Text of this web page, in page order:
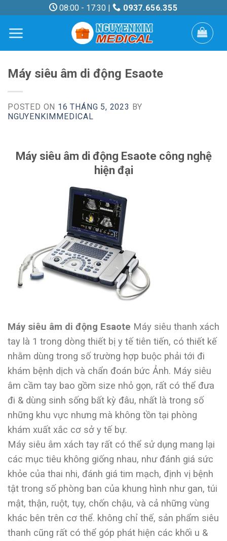
content
08:00 - 17:30 | 0937.656.355
Máy siêu âm di động Esaote
POSTED ON 16 THÁNG 5, 2023 BY
NGUYENKIMMEDICAL
Máy siêu âm di động Esaote công nghệ
hiện đại
Máy siêu âm di động Esaote Máy siêu thanh xách
tay là 1 trong dòng thiết bị y tế tiên tiến, có thiết kế
nhằm dùng trong số trường hợp buộc phải tới đi
khám bệnh dịch và chẩn đoán bức Ảnh. Máy siêu
âm cầm tay bao gồm size nhỏ gọn, rất có thể đưa
đi & dùng sinh sống bất kỳ đâu, nhất là trong số
những khu vực nhưng mà không tồn tại phòng
khám xuất xắc cơ sở y tế bự.
Máy siêu âm xách tay rất có thể sử dụng mang lại
các mục tiêu không giống nhau, như đánh giá sức
khỏe của thai nhi, đánh giá tim mạch, định vị bệnh
tật trong số phòng ban của khung hình như gan, túi
mật, thận, ruột, tụy, chốn chậu, và cả những vùng
khác bên trên cơ thể. không chỉ thế, sản phẩm siêu
thanh cũng rất có thể góp phát hiện các khối u &